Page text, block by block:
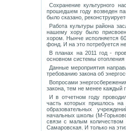
Сохранение культурного
прошедшем году возведен
было сказано,
Работа культуры района
нашему хору было
хором. Нынче исполняется
фонд. И на это потребуется
В планах на 2011 год -
основном системы отопления
Данные мероприятия
требованию закона об
Вопросами
закона, тем не менее каждый
И в отчетном году
часть которых пришлось
образовательных
начальных школы (М-
связи с малым
Самаровская. И только на